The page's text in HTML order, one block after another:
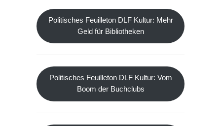
Politisches Feuilleton DLF Kultur: Mehr
Geld für Bibliotheken
Politisches Feuilleton DLF Kultur: Vom
Boom der Buchclubs